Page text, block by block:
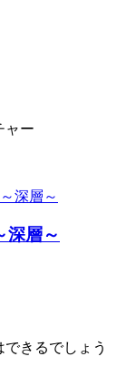
ャー
層～
きるでしょう